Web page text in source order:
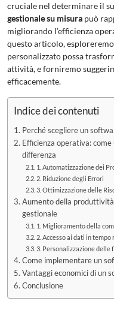
cruciale nel determinare il
gestionale su misura può
migliorando l’efficienza
questo articolo,
personalizzato possa
attività, e forniremo
efficacemente.
Indice dei contenuti
Perché scegliere un
Efficienza operativa:
differenza
1. Automatizzazione dei
2. Riduzione degli Errori
3. Ottimizzazione delle
Aumento della
gestionale
1. Miglioramento della
2. Accesso ai dati in tempo
3. Personalizzazione delle
Come implementare un
Vantaggi economici di un
Conclusione